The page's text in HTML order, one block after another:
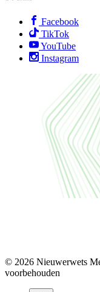
Facebook
TikTok
YouTube
Instagram
© 2026 Nieuwerwets
voorbehouden